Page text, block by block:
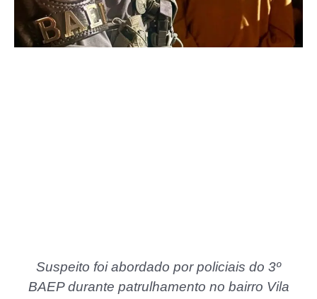
Suspeito foi abordado por policiais do 3º
BAEP durante patrulhamento no bairro Vila